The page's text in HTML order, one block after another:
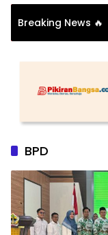
Breaking News 🔥
Organisasi: Antara
Substansi
BPD